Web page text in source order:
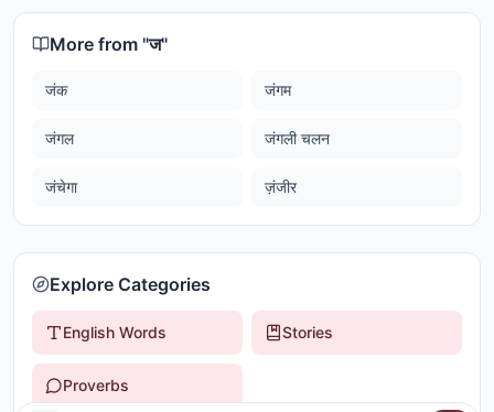
More from "ज"
जंक जंगम
जंगल जंगली चलन
जंचेगा ज़ंजीर
Explore Categories
English Words Stories
Proverbs